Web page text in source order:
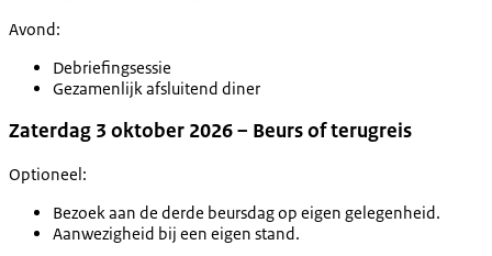
Avond:
Debriefingsessie
Gezamenlijk afsluitend diner
Zaterdag 3 oktober 2026 – Beurs of terugreis
Optioneel:
Bezoek aan de derde beursdag op eigen gelegenheid.
Aanwezigheid bij een eigen stand.